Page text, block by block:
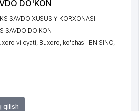
DO'KON
qilish
SAVDO XUSUSIY KORXONASI
SAVDO DO'KON
viloyati Buxoro ko'chasi IBN SINO,